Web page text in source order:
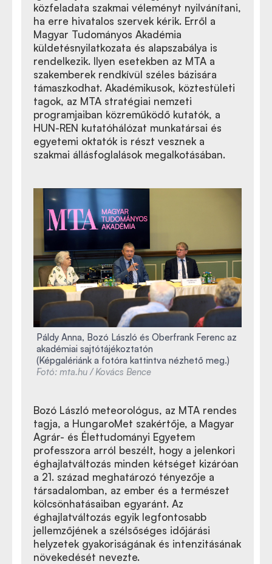
közfeladata szakmai véleményt nyilvánítani,
ha erre hivatalos szervek kérik. Erről a
Magyar Tudományos Akadémia
küldetésnyilatkozata és alapszabálya is
rendelkezik. Ilyen esetekben az MTA a
szakemberek rendkívül széles bázisára
támaszkodhat. Akadémikusok, köztestületi
tagok, az MTA stratégiai nemzeti
programjaiban közreműködő kutatók, a
HUN-REN kutatóhálózat munkatársai és
egyetemi oktatók is részt vesznek a
szakmai állásfoglalások megalkotásában.
Páldy Anna, Bozó László és Oberfrank Ferenc az
akadémiai sajtótájékoztatón
(Képgalériánk a fotóra kattintva nézhető meg.)
Fotó: mta.hu / Kovács Bence
Bozó László meteorológus, az MTA rendes
tagja, a HungaroMet szakértője, a Magyar
Agrár- és Élettudományi Egyetem
professzora arról beszélt, hogy a jelenkori
éghajlatváltozás minden kétséget kizáróan
a 21. század meghatározó tényezője a
társadalomban, az ember és a természet
kölcsönhatásaiban egyaránt. Az
éghajlatváltozás egyik legfontosabb
jellemzőjének a szélsőséges időjárási
helyzetek gyakoriságának és intenzitásának
növekedését nevezte.